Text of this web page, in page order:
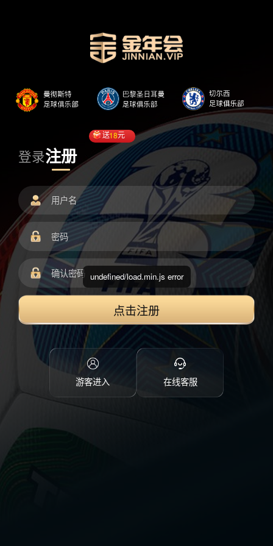
登录注册
送18元
点击注册
游客进入 在线客服
undefined/load.min.js error